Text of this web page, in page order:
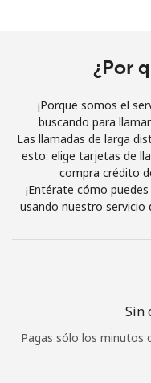
Inicia
¿Por
¡Porque somos el
buscando para
Las llamadas de larga
esto: elige tarjetas de
compra crédito
¡Entérate cómo
usando nuestro servicio
Sin
Pagas sólo los minutos